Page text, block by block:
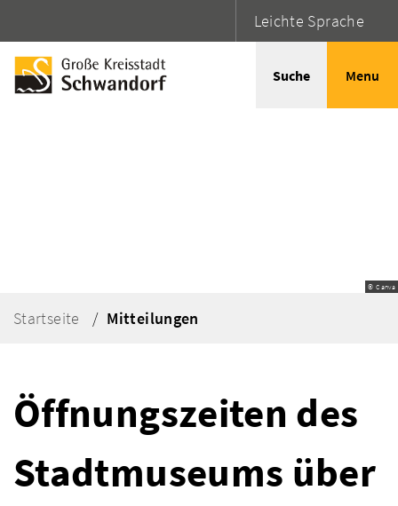
Leichte Sprache
Suche Menu
© Canva
Startseite Mitteilungen
Öffnungszeiten des
Stadtmuseums über